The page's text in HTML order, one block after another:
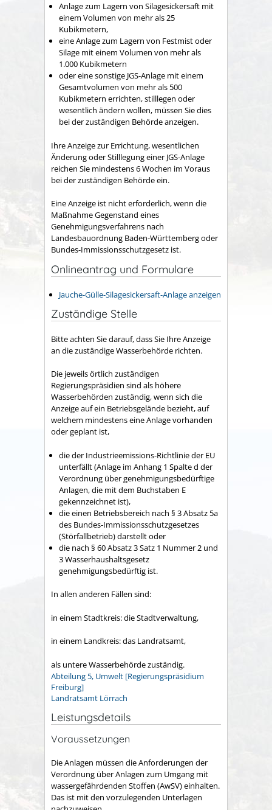
Anlage zum Lagern von Silagesickersaft mit
einem Volumen von mehr als 25
Kubikmetern,
eine Anlage zum Lagern von Festmist oder
Silage mit einem Volumen von mehr als
1.000 Kubikmetern
oder eine sonstige JGS-Anlage mit einem
Gesamtvolumen von mehr als 500
Kubikmetern errichten, stilllegen oder
wesentlich ändern wollen, müssen Sie dies
bei der zuständigen Behörde anzeigen.
Ihre Anzeige zur Errichtung, wesentlichen
Änderung oder Stilllegung einer JGS-Anlage
reichen Sie mindestens 6 Wochen im Voraus
bei der zuständigen Behörde ein.
Eine Anzeige ist nicht erforderlich, wenn die
Maßnahme Gegenstand eines
Genehmigungsverfahrens nach
Landesbauordnung Baden-Württemberg oder
Bundes-Immissionsschutzgesetz ist.
Onlineantrag und Formulare
Jauche-Gülle-Silagesickersaft-Anlage anzeigen
Zuständige Stelle
Bitte achten Sie darauf, dass Sie Ihre Anzeige
an die zuständige Wasserbehörde richten.
Die jeweils örtlich zuständigen
Regierungspräsidien sind als höhere
Wasserbehörden zuständig, wenn sich die
Anzeige auf ein Betriebsgelände bezieht, auf
welchem mindestens eine Anlage vorhanden
oder geplant ist,
die der Industrieemissions-Richtlinie der EU
unterfällt (Anlage im Anhang 1 Spalte d der
Verordnung über genehmigungsbedürftige
Anlagen, die mit dem Buchstaben E
gekennzeichnet ist),
die einen Betriebsbereich nach § 3 Absatz 5a
des Bundes-Immissionsschutzgesetzes
(Störfallbetrieb) darstellt oder
die nach § 60 Absatz 3 Satz 1 Nummer 2 und
3 Wasserhaushaltsgesetz
genehmigungsbedürftig ist.
In allen anderen Fällen sind:
in einem Stadtkreis: dieStadtverwaltung,
in einem Landkreis: das Landratsamt,
als untere Wasserbehörde zuständig.
Abteilung 5, Umwelt [Regierungspräsidium
Freiburg]
Landratsamt Lörrach
Leistungsdetails
Voraussetzungen
Die Anlagen müssen die Anforderungen der
Verordnung über Anlagen zum Umgang mit
wassergefährdenden Stoffen (AwSV) einhalten.
Das ist mit den vorzulegenden Unterlagen